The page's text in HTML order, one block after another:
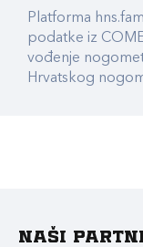
Platforma
podatke iz
vođenje
Hrvatskog
Naši